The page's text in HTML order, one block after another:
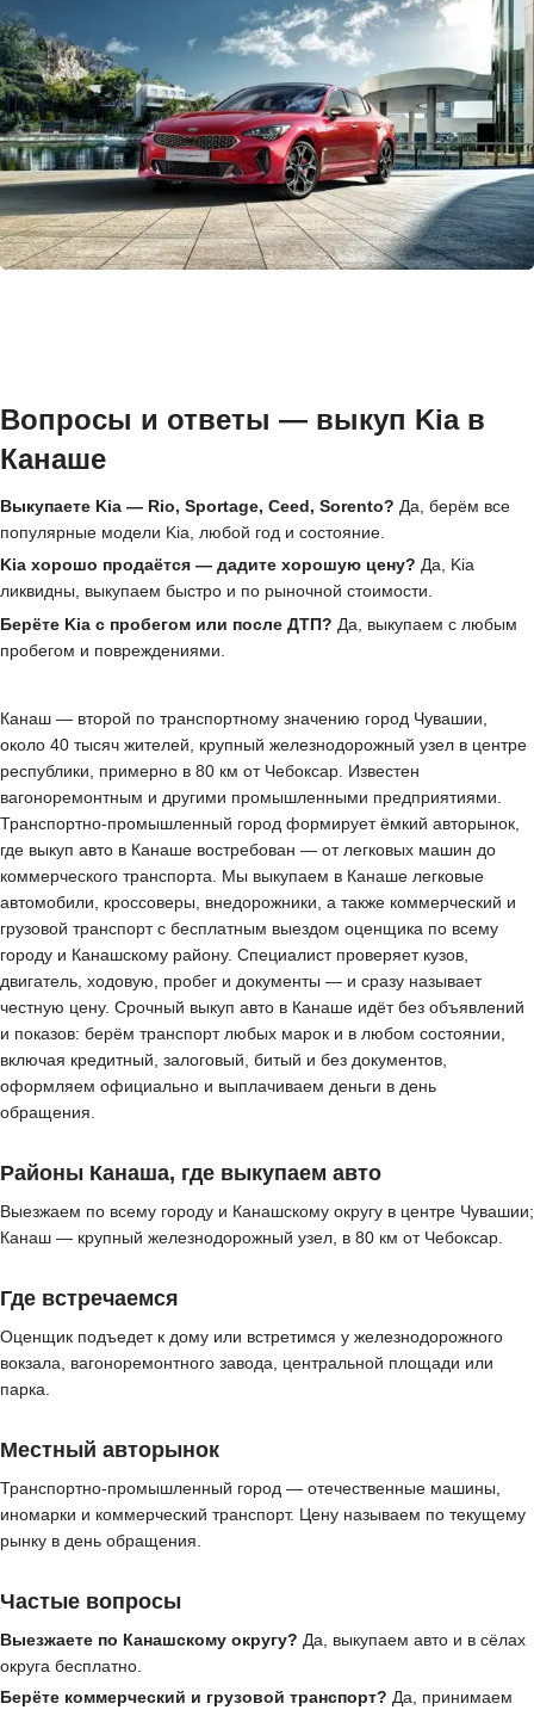
Вопросы и ответы — выкуп Kia в
Канаше
Выкупаете Kia — Rio, Sportage, Ceed, Sorento? Да, берём все
популярные модели Kia, любой год и состояние.
Kia хорошо продаётся — дадите хорошую цену? Да, Kia
ликвидны, выкупаем быстро и по рыночной стоимости.
Берёте Kia с пробегом или после ДТП? Да, выкупаем с любым
пробегом и повреждениями.
Канаш — второй по транспортному значению город Чувашии,
около 40 тысяч жителей, крупный железнодорожный узел в центре
республики, примерно в 80 км от Чебоксар. Известен
вагоноремонтным и другими промышленными предприятиями.
Транспортно-промышленный город формирует ёмкий авторынок,
где выкуп авто в Канаше востребован — от легковых машин до
коммерческого транспорта. Мы выкупаем в Канаше легковые
автомобили, кроссоверы, внедорожники, а также коммерческий и
грузовой транспорт с бесплатным выездом оценщика по всему
городу и Канашскому району. Специалист проверяет кузов,
двигатель, ходовую, пробег и документы — и сразу называет
честную цену. Срочный выкуп авто в Канаше идёт без объявлений
и показов: берём транспорт любых марок и в любом состоянии,
включая кредитный, залоговый, битый и без документов,
оформляем официально и выплачиваем деньги в день
обращения.
Районы Канаша, где выкупаем авто
Выезжаем по всему городу и Канашскому округу в центре Чувашии;
Канаш — крупный железнодорожный узел, в 80 км от Чебоксар.
Где встречаемся
Оценщик подъедет к дому или встретимся у железнодорожного
вокзала, вагоноремонтного завода, центральной площади или
парка.
Местный авторынок
Транспортно-промышленный город — отечественные машины,
иномарки и коммерческий транспорт. Цену называем по текущему
рынку в день обращения.
Частые вопросы
Выезжаете по Канашскому округу? Да, выкупаем авто и в сёлах
округа бесплатно.
Берёте коммерческий и грузовой транспорт? Да, принимаем